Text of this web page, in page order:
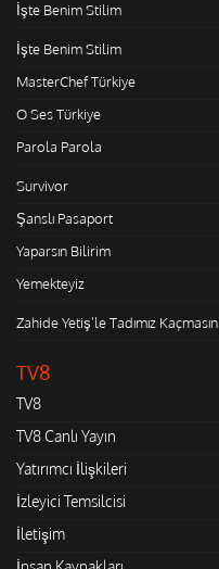
İşte Benim Stilim
İşte Benim Stilim
MasterChef Türkiye
O Ses Türkiye
Parola Parola
Survivor
Şanslı Pasaport
Yaparsın Bilirim
Yemekteyiz
Zahide Yetiş'le Tadımız Kaçmasın
TV8
TV8
TV8 Canlı Yayın
Yatırımcı İlişkileri
İzleyici Temsilcisi
İletişim